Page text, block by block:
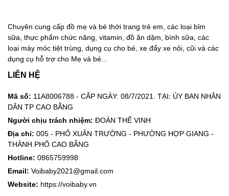
Chuyên cung cấp đồ mẹ và bé thời trang trẻ em, các loại bỉm
sữa, thực phẩm chức năng, vitamin, đồ ăn dặm, bình sữa, các
loại máy móc tiệt trùng, dụng cụ cho bé, xe đẩy xe nôi, cũi và các
dụng cụ hỗ trợ cho Mẹ và bé...
LIÊN HỆ
Mã số: 11A8006788 - CẤP NGÀY: 08/7/2021. TẠI: ỦY BAN NHÂN
DÂN TP CAO BẰNG
Người chịu trách nhiệm: ĐOÀN THẾ VINH
Địa chỉ: 005 - PHỐ XUÂN TRƯỜNG - PHƯỜNG HỢP GIANG -
THÀNH PHỐ CAO BẰNG
Hotline: 0865759998
Email: Voibaby2021@gmail.com
Website: https://voibaby.vn